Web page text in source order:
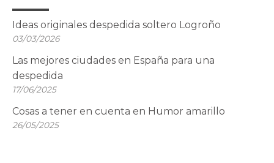
Ideas originales despedida soltero Logroño
03/03/2026
Las mejores ciudades en España para una
despedida
17/06/2025
Cosas a tener en cuenta en Humor amarillo
26/05/2025